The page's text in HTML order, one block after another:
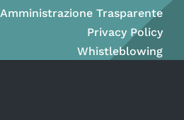
Amministrazione Trasparente
Privacy Policy
Whistleblowing